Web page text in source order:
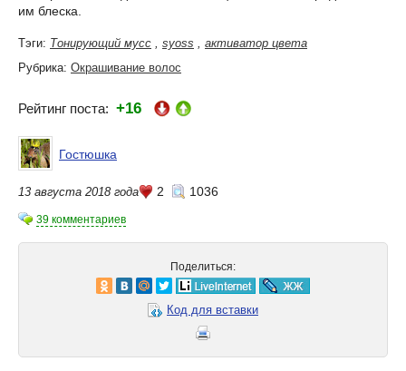
им блеска.
Тэги: Тонирующий мусс syoss
активатор цвета
Рубрика: Окрашивание волос
Рейтинг поста: +16
Гостюшка
13 августа 2018 года 2 1036
39 комментариев
Поделиться:
Код для вставки